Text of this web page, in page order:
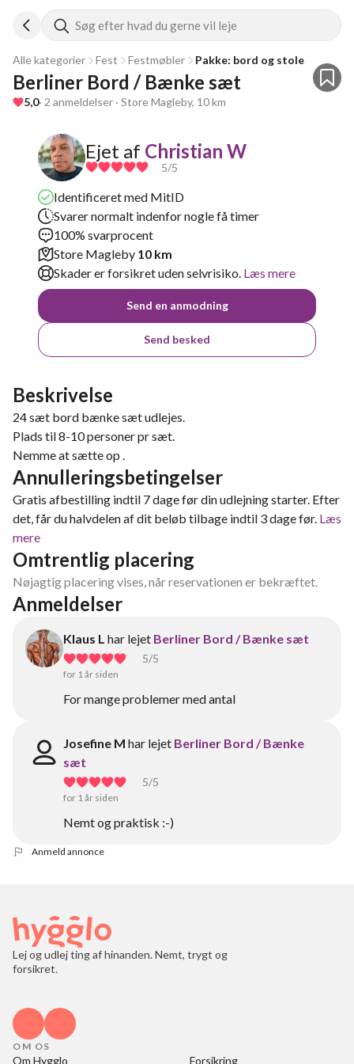
Søg efter hvad du gerne vil leje
Alle kategorier Fest Festmøbler Pakke: bord og stole
Berliner Bord / Bænke sæt
5,0· 2 anmeldelser · Store Magleby, 10 km
Ejet af Christian W
5/5
Identificeret med MitID
Svarer normalt indenfor nogle få timer
100% svarprocent
Store Magleby 10 km
Skader er forsikret uden selvrisiko. Læs mere
Send en anmodning
Send besked
Beskrivelse
24 sæt bord bænke sæt udlejes.
Plads til 8-10 personer pr sæt.
Nemme at sætte op .
Annulleringsbetingelser
Gratis afbestilling indtil 7 dage før din udlejning starter. Efter
det, får du halvdelen af dit beløb tilbage indtil 3 dage før. Læs
mere
Omtrentlig placering
Nøjagtig placering vises, når reservationen er bekræftet.
Anmeldelser
Klaus L har lejet Berliner Bord / Bænke sæt
5/5
for 1 år siden
For mange problemer med antal
Josefine M har lejet Berliner Bord / Bænke
sæt
5/5
for 1 år siden
Nemt og praktisk :-)
Anmeld annonce
Lej og udlej ting af hinanden. Nemt, trygt og
forsikret.
OM OS
Om Hygglo Forsikring